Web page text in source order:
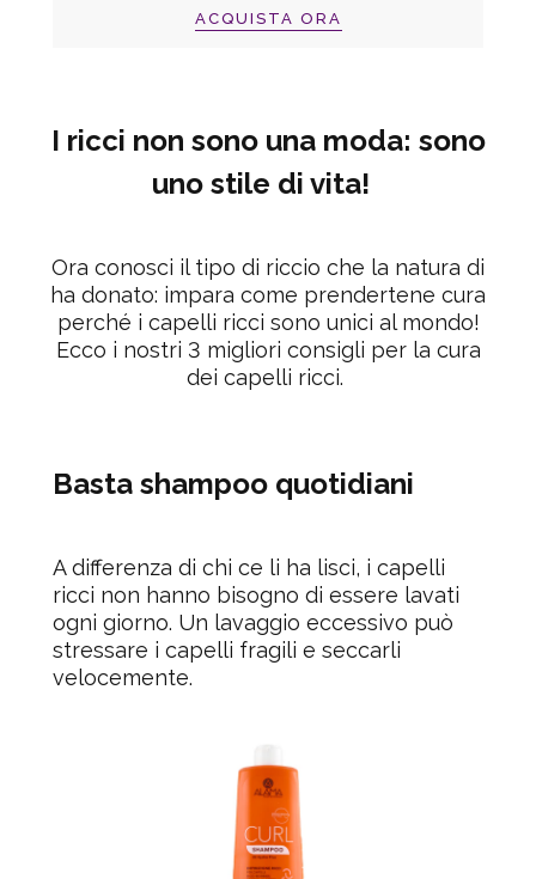
ACQUISTA ORA
I ricci non sono una moda: sono
uno stile di vita!
Ora conosci il tipo di riccio che la natura di
ha donato: impara come prendertene cura
perché i capelli ricci sono unici al mondo!
Ecco i nostri 3 migliori consigli per la cura
dei capelli ricci.
Basta shampoo quotidiani
A differenza di chi ce li ha lisci, i capelli
ricci non hanno bisogno di essere lavati
ogni giorno. Un lavaggio eccessivo può
stressare i capelli fragili e seccarli
velocemente.